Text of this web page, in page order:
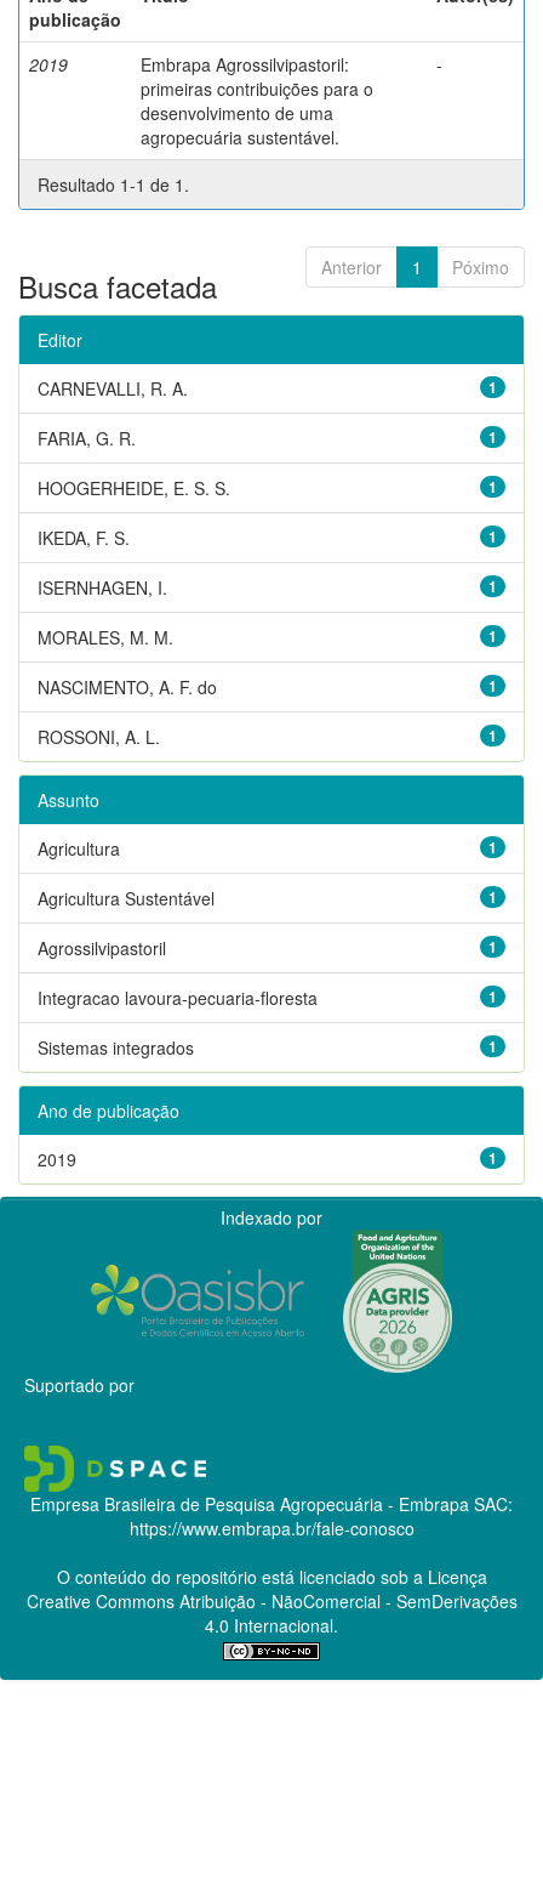
publicação
2019
Embrapa Agrossilvipastoril:
primeiras contribuições para o
desenvolvimento de uma
agropecuária sustentável.
-
Resultado 1-1 de 1.
Anterior 1 Póximo
Busca facetada
Editor
1
CARNEVALLI, R. A.
1
FARIA, G. R.
1
HOOGERHEIDE, E. S. S.
1
IKEDA, F. S.
1
ISERNHAGEN, I.
1
MORALES, M. M.
1
NASCIMENTO, A. F. do
1
ROSSONI, A. L.
Assunto
1
Agricultura
1
Agricultura Sustentável
1
Agrossilvipastoril
1
Integracao lavoura-pecuaria-floresta
1
Sistemas integrados
Ano de publicação
1
2019
Indexado por
Suportado por
Empresa Brasileira de Pesquisa Agropecuária - Embrapa SAC:
https://www.embrapa.br/fale-conosco
O conteúdo do repositório está licenciado sob a Licença
Creative CommonsAtribuição - NãoComercial - SemDerivações
4.0 Internacional.